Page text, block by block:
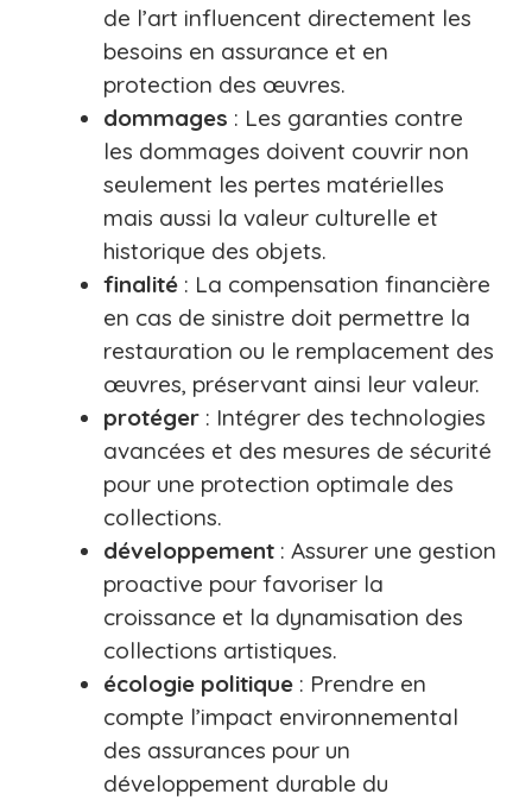
de l’art influencent directement les
besoins en assurance et en
protection des œuvres.
dommages : Les garanties contre
les dommages doivent couvrir non
seulement les pertes matérielles
mais aussi la valeur culturelle et
historique des objets.
finalité : La compensation financière
en cas de sinistre doit permettre la
restauration ou le remplacement des
œuvres, préservant ainsi leur valeur.
protéger : Intégrer des technologies
avancées et des mesures de sécurité
pour une protection optimale des
collections.
développement : Assurer une gestion
proactive pour favoriser la
croissance et la dynamisation des
collections artistiques.
écologie politique : Prendre en
compte l’impact environnemental
des assurances pour un
développement durable du